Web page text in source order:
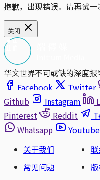
抱歉，出现错误。请再试一
关闭
华文世界不可或缺的深度
Facebook
Twitter
Github
Instagram
Pinterest
Reddit
Whatsapp
Youtube
关于我们
常见问题